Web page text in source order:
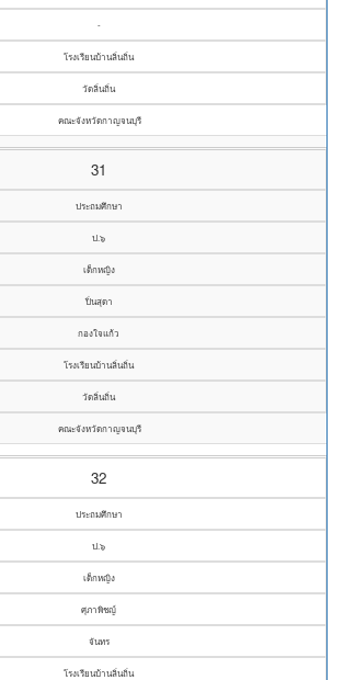
-
โรงเรียนบ้านลิ่นถิ่น
วัดลิ่นถิ่น
คณะจังหวัดกาญจนบุรี
31
ประถมศึกษา
ป.๖
เด็กหญิง
ปิ่นสุดา
กองใจแก้ว
โรงเรียนบ้านลิ่นถิ่น
วัดลิ่นถิ่น
คณะจังหวัดกาญจนบุรี
32
ประถมศึกษา
ป.๖
เด็กหญิง
ศุภาพิชญ์
จันทร
โรงเรียนบ้านลิ่นถิ่น